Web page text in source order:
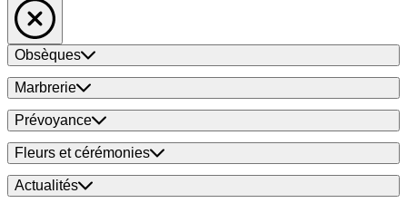
Obsèques
Marbrerie
Prévoyance
Fleurs et cérémonies
Actualités